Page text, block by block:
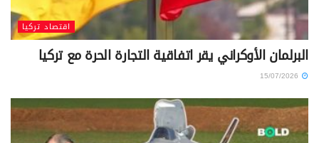
اقتصاد تركيا
البرلمان الأوكراني يقر اتفاقية التجارة الحرة مع تركيا